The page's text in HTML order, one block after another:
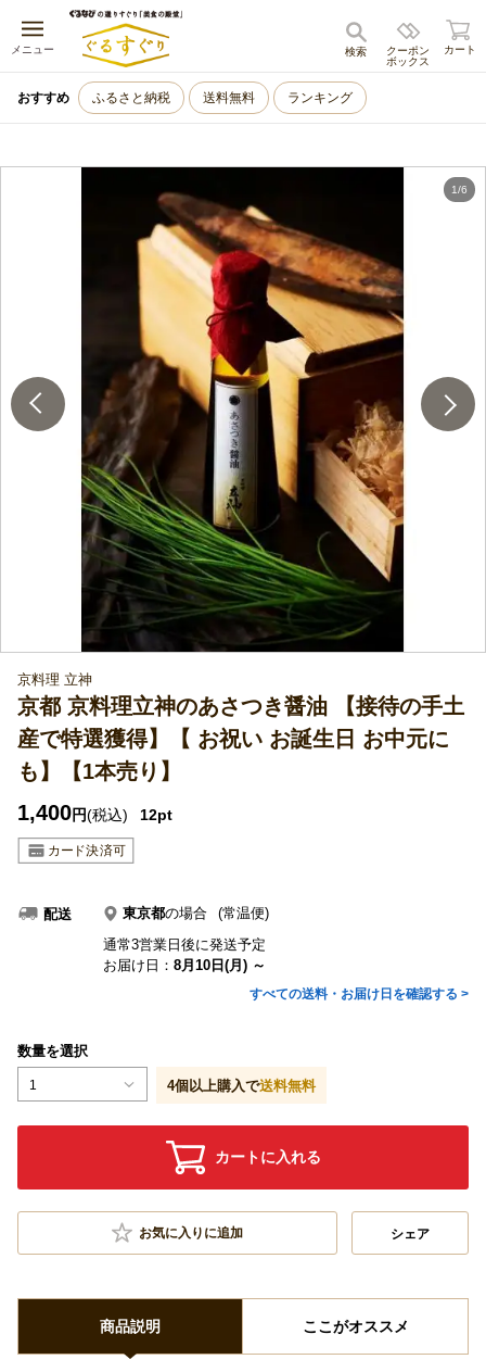
メニュー
キャンセル
クーポン
ボックス
検索 カート
おすすめ ふるさと納税 送料無料 ランキング
1/6
京料理 立神
京都 京料理立神のあさつき醤油 【接待の手土
産で特選獲得】【 お祝い お誕生日 お中元に
も】【1本売り】
1,400円(税込) 12pt
配送 東京都の場合
(常温便)
通常3営業日後に発送予定
お届け日： 8月10日(月) ～
すべての送料・お届け日を確認する >
数量を選択
1 4個以上購入で送料無料
カートに入れる
お気に入りに追加 シェア
商品説明 ここがオススメ